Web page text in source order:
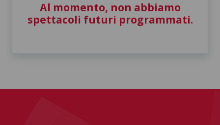
Al momento, non abbiamo
spettacoli futuri programmati.